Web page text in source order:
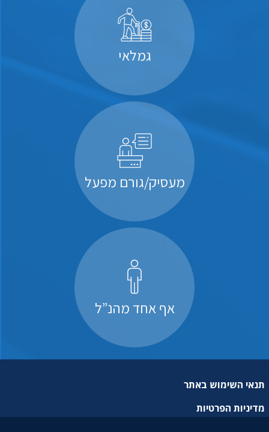
גמלאי
מעסיק/גורם מפעל
אף אחד מהנ”ל
תנאי השימוש באתר
מדיניות הפרטיות